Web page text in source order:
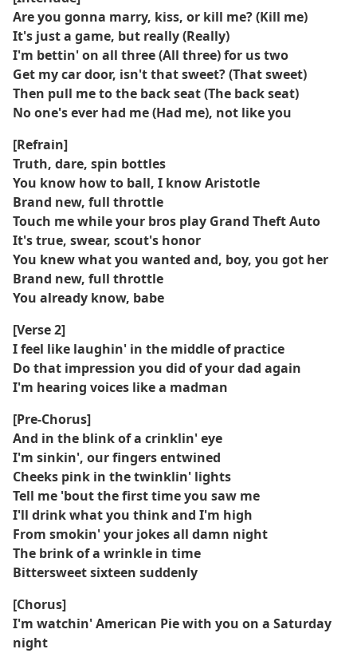
Are you gonna marry, kiss, or kill me? (Kill me)
It's just a game, but really (Really)
I'm bettin' on all three (All three) for us two
Get my car door, isn't that sweet? (That sweet)
Then pull mе to the back seat (The back sеat)
No one's ever had me (Had me), not like you
[Refrain]
Truth, dare, spin bottles
You know how to ball, I know Aristotle
Brand new, full throttle
Touch me while your bros play Grand Theft Auto
It's true, swear, scout's honor
You knew what you wanted and, boy, you got her
Brand new, full throttle
You already know, babe
[Verse 2]
I feel like laughin' in the middle of practice
Do that impression you did of your dad again
I'm hearing voices like a madman
[Pre-Chorus]
And in the blink of a crinklin' eye
I'm sinkin', our fingers entwined
Cheeks pink in the twinklin' lights
Tell me 'bout the first time you saw me
I'll drink what you think and I'm high
From smokin' your jokes all damn night
The brink of a wrinkle in time
Bittersweet sixteen suddenly
[Chorus]
I'm watchin' American Pie with you on a Saturday
night